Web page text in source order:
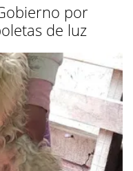
por
de luz